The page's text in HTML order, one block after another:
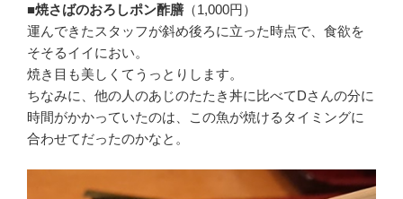
■焼さばのおろしポン酢膳 （1,000円）
運んできたスタッフが斜め後ろに立った時点で、食欲を
そそるイイにおい。
焼き目も美しくてうっとりします。
ちなみに、他の人のあじのたたき丼に比べてDさんの分に
時間がかかっていたのは、この魚が焼けるタイミングに
合わせてだったのかなと。